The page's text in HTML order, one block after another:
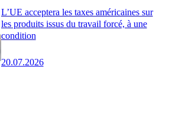
L’UE acceptera les taxes américaines sur
les produits issus du travail forcé, à une
condition
20.07.2026